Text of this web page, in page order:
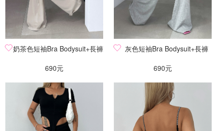
奶茶色短袖Bra Bodysuit+長褲
690元
灰色短袖Bra Bodysuit+長褲
690元